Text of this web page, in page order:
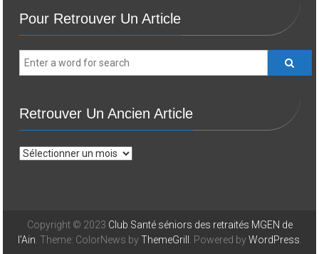
Pour Retrouver Un Article
Retrouver Un Ancien Article
Retrouver
Copyright © 2023 Club Santé séniors des retraités MGEN de
l'Ain . Theme: ColorNews byThemeGrill . Powered byWordPress